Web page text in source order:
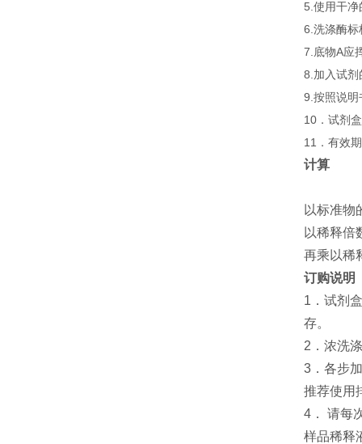
5.使用干净
6.洗涤酶标
7.底物A应
8.加入试剂
9.按照说明
10．试剂
11．有效
计算
以标准物
以稀释倍
再乘以稀
订购说明
1．试剂
存。
2．浓洗
3．各步
推荐使用
4． 请每
样品稀释